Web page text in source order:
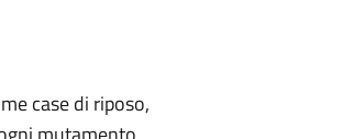
case di riposo,